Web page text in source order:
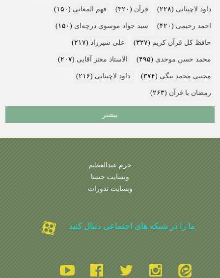
داود لاچینانی (۲۲۸) قرآن (۳۲۰) فهم المعانی (۱۵۰)
احمد رحیمی (۴۲۰) سید جواد موسوی درچه‌ای (۱۵۰)
حافظ کل قرآن کریم (۳۲۷) علی شیرزاد (۲۱۷)
محمد حسن موحدی (۴۹۵) الاستاذ معتز آقایی (۲۰۷)
مجتبی محمد بیگی (۳۷۴) داود لاچینانی (۲۱۶)
رمضان با قرآن (۲۶۳)
بیشتر
حرم عبدالعظیم
وبسایت حسنا
وبسایت نذورات
ما را در شبکه های اجتماعی دنبال کنید